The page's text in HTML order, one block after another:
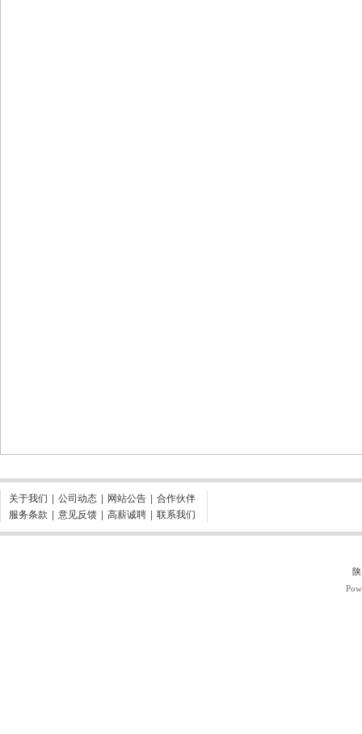
关于我们 公司动态 网站公告
合作伙伴
服务条款
意见反馈 高薪诚聘 联系我们